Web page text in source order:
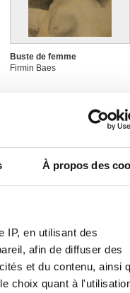
À propos des
IP, en utilisant des
afin de diffuser des
et du contenu, ainsi
choix quant à
Buste de femme
Firmin Baes
Château et parc
Firmin Baes